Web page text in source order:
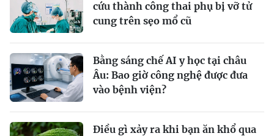
cứu thành công thai phụ bị vỡ tử
cung trên sẹo mổ cũ
Bằng sáng chế AI y học tại châu
Âu: Bao giờ công nghệ được đưa
vào bệnh viện?
Điều gì xảy ra khi bạn ăn khổ qua